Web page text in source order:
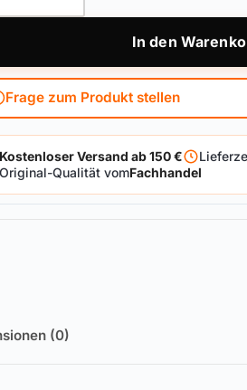
In den
Frage zum Produkt stellen
Kostenloser Versand ab 150 €
Original-Qualität vomFachhandel
(0)